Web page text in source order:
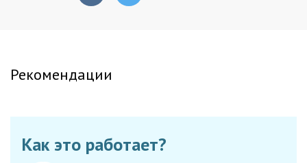
Рекомендации
Как это работает?